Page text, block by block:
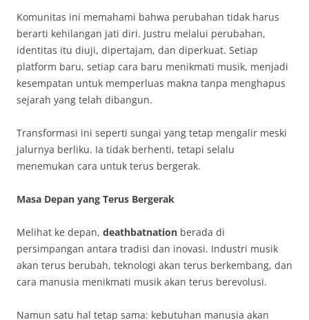
Komunitas ini memahami bahwa perubahan tidak harus
berarti kehilangan jati diri. Justru melalui perubahan,
identitas itu diuji, dipertajam, dan diperkuat. Setiap
platform baru, setiap cara baru menikmati musik, menjadi
kesempatan untuk memperluas makna tanpa menghapus
sejarah yang telah dibangun.
Transformasi ini seperti sungai yang tetap mengalir meski
jalurnya berliku. Ia tidak berhenti, tetapi selalu
menemukan cara untuk terus bergerak.
Masa Depan yang Terus Bergerak
Melihat ke depan, deathbatnation berada di
persimpangan antara tradisi dan inovasi. Industri musik
akan terus berubah, teknologi akan terus berkembang, dan
cara manusia menikmati musik akan terus berevolusi.
Namun satu hal tetap sama: kebutuhan manusia akan